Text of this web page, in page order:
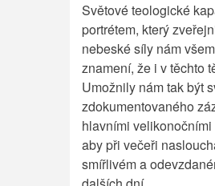
bonzák
Světové teologické
portrétem, který
nebeské síly nám
znamení, že i v těchto
Umožnily nám tak být
zdokumentovaného
hlavními
aby při večeři
smířlivém a